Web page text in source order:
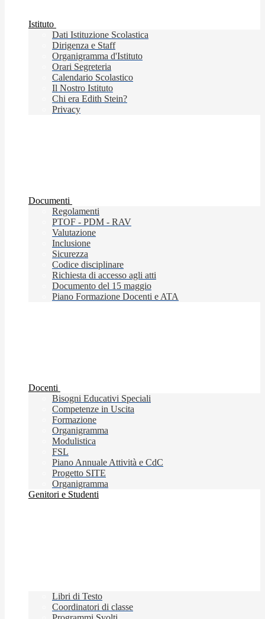
Istituto
Dati Istituzione Scolastica
Dirigenza e Staff
Organigramma d'Istituto
Orari Segreteria
Calendario Scolastico
Il Nostro Istituto
Chi era Edith Stein?
Privacy
Documenti
Regolamenti
PTOF - PDM - RAV
Valutazione
Inclusione
Sicurezza
Codice disciplinare
Richiesta di accesso agli atti
Documento del 15 maggio
Piano Formazione Docenti e ATA
Docenti
Bisogni Educativi Speciali
Competenze in Uscita
Formazione
Organigramma
Modulistica
FSL
Piano Annuale Attività e CdC
Progetto SITE
Organigramma
Genitori e Studenti
Libri di Testo
Coordinatori di classe